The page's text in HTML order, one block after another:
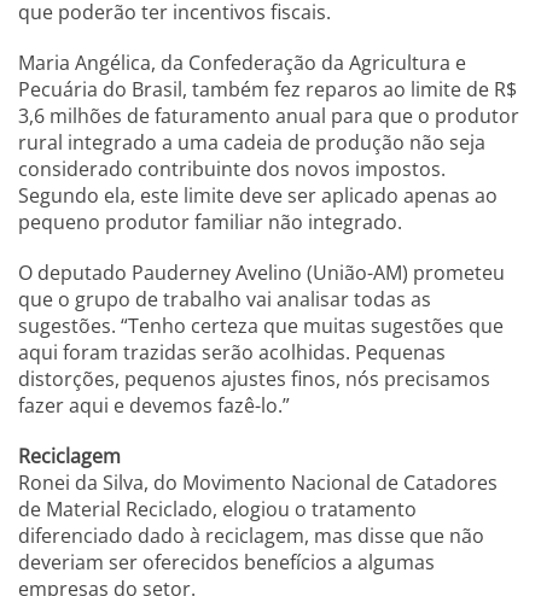
que poderão ter incentivos fiscais.
Maria Angélica, da Confederação da Agricultura e
Pecuária do Brasil, também fez reparos ao limite de R$
3,6 milhões de faturamento anual para que o produtor
rural integrado a uma cadeia de produção não seja
considerado contribuinte dos novos impostos.
Segundo ela, este limite deve ser aplicado apenas ao
pequeno produtor familiar não integrado.
O deputado Pauderney Avelino (União-AM) prometeu
que o grupo de trabalho vai analisar todas as
sugestões. “Tenho certeza que muitas sugestões que
aqui foram trazidas serão acolhidas. Pequenas
distorções, pequenos ajustes finos, nós precisamos
fazer aqui e devemos fazê-lo.”
Reciclagem
Ronei da Silva, do Movimento Nacional de Catadores
de Material Reciclado, elogiou o tratamento
diferenciado dado à reciclagem, mas disse que não
deveriam ser oferecidos benefícios a algumas
empresas do setor.